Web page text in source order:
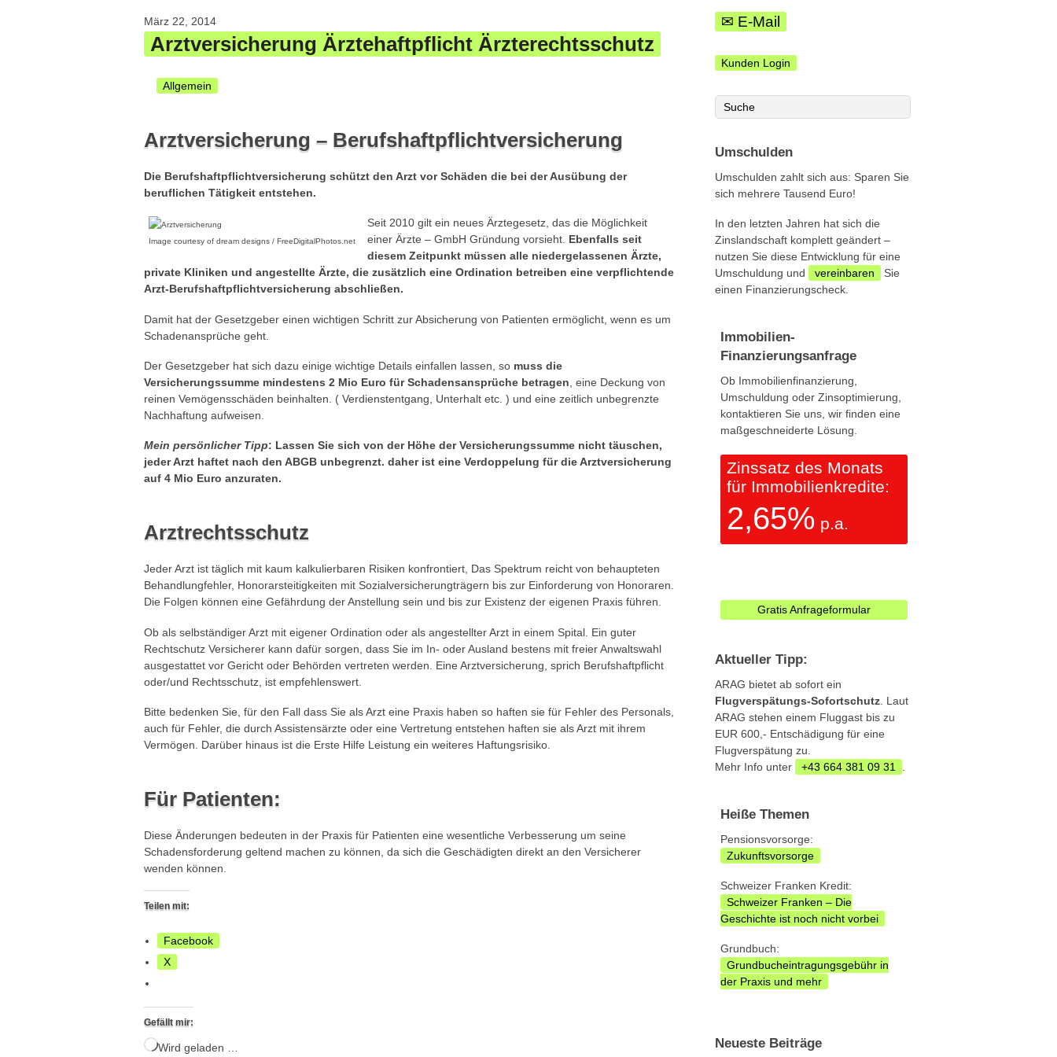
März 22, 2014
Arztversicherung Ärztehaftpflicht Ärzterechtsschutz
Allgemein
Arztversicherung – Berufshaftpflichtversicherung
Die Berufshaftpflichtversicherung schützt den Arzt vor Schäden die bei der Ausübung der
beruflichen Tätigkeit entstehen.
Image courtesy of dream designs / FreeDigitalPhotos.net
Seit 2010 gilt ein neues Ärztegesetz, das die Möglichkeit
einer Ärzte – GmbH Gründung vorsieht. Ebenfalls seit
diesem Zeitpunkt müssen alle niedergelassenen Ärzte,
private Kliniken und angestellte Ärzte, die zusätzlich eine Ordination betreiben eine verpflichtende
Arzt-Berufshaftpflichtversicherung abschließen.
Damit hat der Gesetzgeber einen wichtigen Schritt zur Absicherung von Patienten ermöglicht, wenn es um
Schadenansprüche geht.
Der Gesetzgeber hat sich dazu einige wichtige Details einfallen lassen, so muss die
Versicherungssumme mindestens 2 Mio Euro für Schadensansprüche betragen , eine Deckung von
reinen Vemögensschäden beinhalten. ( Verdienstentgang, Unterhalt etc. ) und eine zeitlich unbegrenzte
Nachhaftung aufweisen.
Mein persönlicher Tipp: Lassen Sie sich von der Höhe der Versicherungssumme nicht täuschen,
jeder Arzt haftet nach den ABGB unbegrenzt. daher ist eine Verdoppelung für die Arztversicherung
auf 4 Mio Euro anzuraten.
Arztrechtsschutz
Jeder Arzt ist täglich mit kaum kalkulierbaren Risiken konfrontiert, Das Spektrum reicht von behaupteten
Behandlungfehler, Honorarsteitigkeiten mit Sozialversicherungträgern bis zur Einforderung von Honoraren.
Die Folgen können eine Gefährdung der Anstellung sein und bis zur Existenz der eigenen Praxis führen.
Ob als selbständiger Arzt mit eigener Ordination oder als angestellter Arzt in einem Spital. Ein guter
Rechtschutz Versicherer kann dafür sorgen, dass Sie im In- oder Ausland bestens mit freier Anwaltswahl
ausgestattet vor Gericht oder Behörden vertreten werden. Eine Arztversicherung, sprich Berufshaftpflicht
oder/und Rechtsschutz, ist empfehlenswert.
Bitte bedenken Sie, für den Fall dass Sie als Arzt eine Praxis haben so haften sie für Fehler des Personals,
auch für Fehler, die durch Assistensärzte oder eine Vertretung entstehen haften sie als Arzt mit ihrem
Vermögen. Darüber hinaus ist die Erste Hilfe Leistung ein weiteres Haftungsrisiko.
Für Patienten:
Diese Änderungen bedeuten in der Praxis für Patienten eine wesentliche Verbesserung um seine
Schadensforderung geltend machen zu können, da sich die Geschädigten direkt an den Versicherer
wenden können.
Teilen mit:
Facebook
X
Gefällt mir:
Wird geladen …
✉ E-Mail
Kunden Login
Umschulden
Umschulden zahlt sich aus: Sparen Sie
sich mehrere Tausend Euro!
In den letzten Jahren hat sich die
Zinslandschaft komplett geändert –
nutzen Sie diese Entwicklung für eine
Umschuldung und
vereinbaren
Sie
einen Finanzierungscheck.
Immobilien-
Finanzierungsanfrage
Ob Immobilienfinanzierung,
Umschuldung oder Zinsoptimierung,
kontaktieren Sie uns, wir finden eine
maßgeschneiderte Lösung.
Zinssatz des Monats
für Immobilienkredite:
2,65% p.a.
Gratis Anfrageformular
Aktueller Tipp:
ARAG bietet ab sofort ein
Flugverspätungs-Sofortschutz . Laut
ARAG stehen einem Fluggast bis zu
EUR 600,- Entschädigung für eine
Flugverspätung zu.
Mehr Info unter
+43 664 381 09 31
Heiße Themen
Pensionsvorsorge:
Zukunftsvorsorge
Schweizer Franken Kredit:
Schweizer Franken – Die
Geschichte ist noch nicht vorbei
Grundbuch:
Grundbucheintragungsgebühr in
der Praxis und mehr
Neueste Beiträge